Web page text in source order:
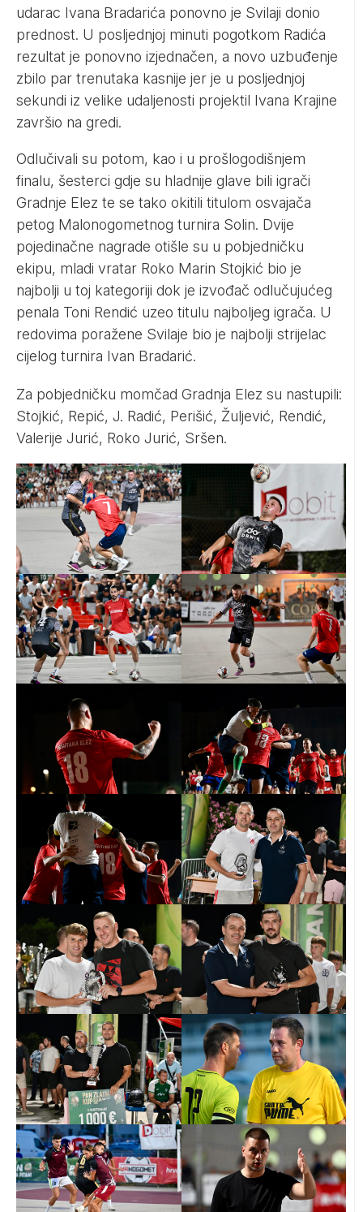
udarac Ivana Bradarića ponovno je Svilaji donio
prednost. U posljednjoj minuti pogotkom Radića
rezultat je ponovno izjednačen, a novo uzbuđenje
zbilo par trenutaka kasnije jer je u posljednjoj
sekundi iz velike udaljenosti projektil Ivana Krajine
završio na gredi.
Odlučivali su potom, kao i u prošlogodišnjem
finalu, šesterci gdje su hladnije glave bili igrači
Gradnje Elez te se tako okitili titulom osvajača
petog Malonogometnog turnira Solin. Dvije
pojedinačne nagrade otišle su u pobjedničku
ekipu, mladi vratar Roko Marin Stojkić bio je
najbolji u toj kategoriji dok je izvođač odlučujućeg
penala Toni Rendić uzeo titulu najboljeg igrača. U
redovima poražene Svilaje bio je najbolji strijelac
cijelog turnira Ivan Bradarić.
Za pobjedničku momčad Gradnja Elez su nastupili:
Stojkić, Repić, J. Radić, Perišić, Žuljević, Rendić,
Valerije Jurić, Roko Jurić, Sršen.